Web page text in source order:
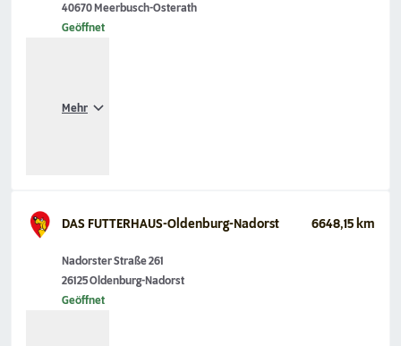
40670 Meerbusch-Osterath
Geöffnet
Mehr
DAS FUTTERHAUS-Oldenburg-Nadorst 6648,15 km
Nadorster Straße 261
26125 Oldenburg-Nadorst
Geöffnet